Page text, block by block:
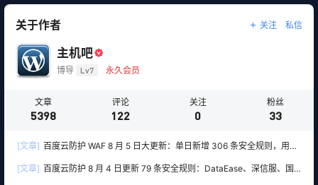
关于作者 关注 私信
主机吧
博导 Lv7 永久会员
文章
5398
评论
122
关注
0
粉丝
33
[文章] 百度云防护 WAF 8 月 5 日大更新：单日新增 306 条安全规则，用友
[文章] 百度云防护 8 月 4 日更新 79 条安全规则：DataEase、深信服、国